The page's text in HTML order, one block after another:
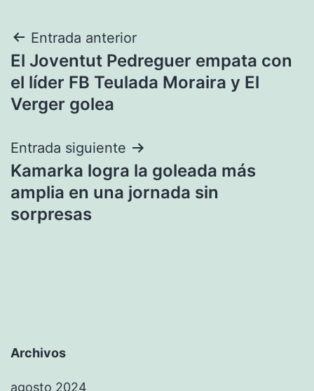
Navegación
de
entradas
Entrada anterior
El Joventut Pedreguer empata con
el líder FB Teulada Moraira y El
Verger golea
Entrada siguiente
Kamarka logra la goleada más
amplia en una jornada sin
sorpresas
Archivos
agosto 2024